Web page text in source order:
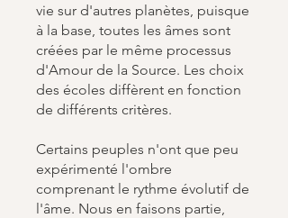
vie sur d'autres planètes, puisque
à la base, toutes les âmes sont
créées par le même processus
d'Amour de la Source. Les choix
des écoles diffèrent en fonction
de différents critères.
Certains peuples n'ont que peu
expérimenté l'ombre
comprenant le rythme évolutif de
l'âme. Nous en faisons partie,